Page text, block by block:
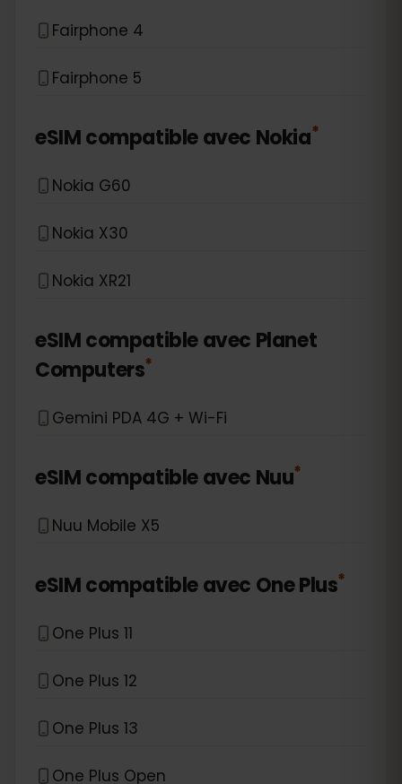
Fairphone 4
Fairphone 5
eSIM compatible avec Nokia*
Nokia G60
Nokia X30
Nokia XR21
eSIM compatible avec Planet
Computers*
Gemini PDA 4G + Wi-Fi
eSIM compatible avec Nuu*
Nuu Mobile X5
eSIM compatible avec One Plus*
One Plus 11
One Plus 12
One Plus 13
One Plus Open